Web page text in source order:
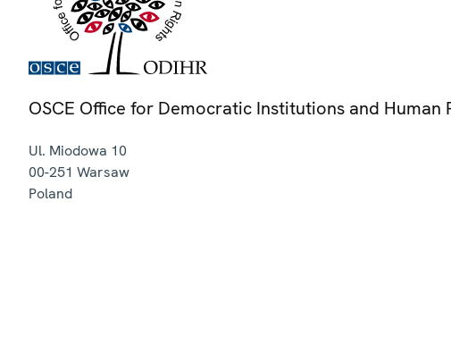
OSCE Office for Democratic Institutions and Human
Ul. Miodowa 10
00-251 Warsaw
Poland